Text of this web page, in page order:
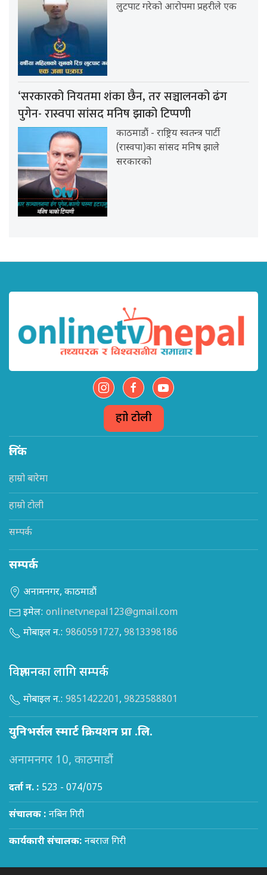
लुटपाट गरेको आरोपमा प्रहरीले एक
‘सरकारको नियतमा शंका छैन, तर सञ्चालनको ढंग
पुगेन- रास्वपा सांसद मनिष झाको टिप्पणी
काठमाडौं - राष्ट्रिय स्वतन्त्र पार्टी
(रास्वपा)का सांसद मनिष झाले
सरकारको
हाम्रो टोली
लिंक
हाम्रो बारेमा
हाम्रो टोली
सम्पर्क
सम्पर्क
अनामनगर, काठमाडौं
इमेल: onlinetvnepal123@gmail.com
मोबाइल न.: 9860591727, 9813398186
विज्ञापनका लागि सम्पर्क
मोबाइल न.: 9851422201, 9823588801
युनिभर्सल स्मार्ट क्रियशन प्रा .लि.
अनामनगर 10, काठमाडौं
दर्ता न. : 523 - 074/075
संचालक : नबिन गिरी
कार्यकारी संचालक: नबराज गिरी